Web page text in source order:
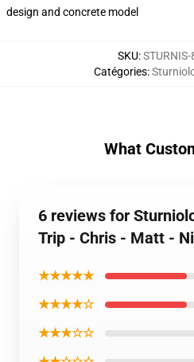
design and concrete model
SKU:
Catégories:
What
6 reviews for
Trip - Chris - Matt -
★★★★★
★★★★☆
★★★☆☆